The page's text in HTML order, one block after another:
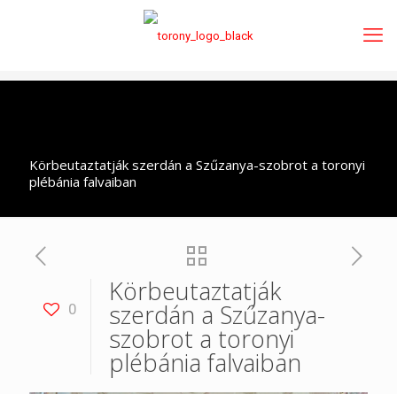
Körbeutaztatják szerdán a Szűzanya-szobrot a toronyi
plébánia falvaiban
0
Körbeutaztatják
szerdán a Szűzanya-
szobrot a toronyi
plébánia falvaiban